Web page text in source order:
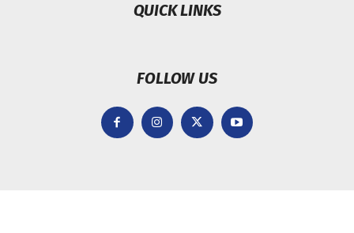
QUICK LINKS
FOLLOW US